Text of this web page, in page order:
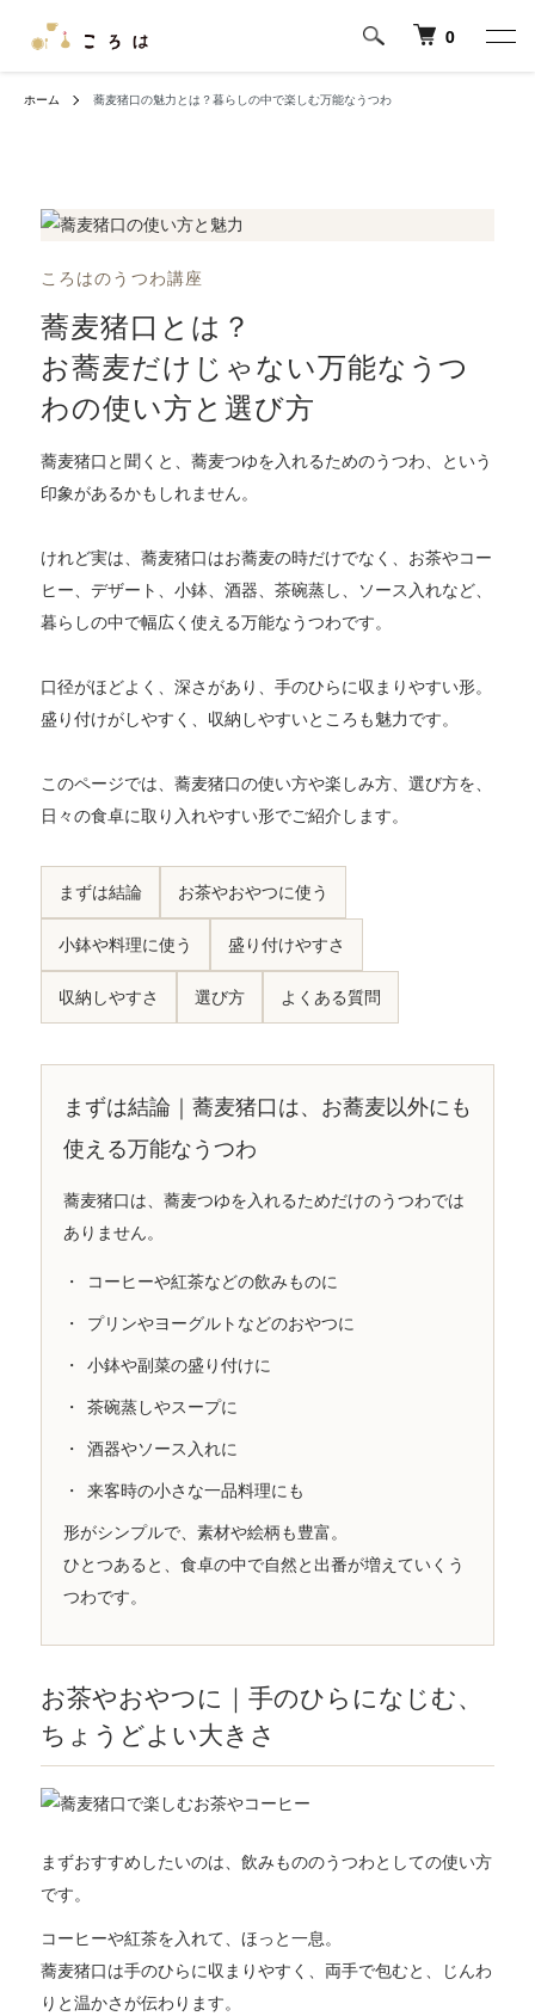
0
ホーム 蕎麦猪口の魅力とは？暮らしの中で楽しむ万能なうつわ
ころはのうつわ講座
蕎麦猪口とは？
お蕎麦だけじゃない万能なうつ
わの使い方と選び方
蕎麦猪口と聞くと、蕎麦つゆを入れるためのうつわ、という
印象があるかもしれません。
けれど実は、蕎麦猪口はお蕎麦の時だけでなく、お茶やコー
ヒー、デザート、小鉢、酒器、茶碗蒸し、ソース入れなど、
暮らしの中で幅広く使える万能なうつわです。
口径がほどよく、深さがあり、手のひらに収まりやすい形。
盛り付けがしやすく、収納しやすいところも魅力です。
このページでは、蕎麦猪口の使い方や楽しみ方、選び方を、
日々の食卓に取り入れやすい形でご紹介します。
まずは結論 お茶やおやつに使う
小鉢や料理に使う 盛り付けやすさ
収納しやすさ 選び方 よくある質問
まずは結論｜蕎麦猪口は、お蕎麦以外にも
使える万能なうつわ
蕎麦猪口は、蕎麦つゆを入れるためだけのうつわでは
ありません。
コーヒーや紅茶などの飲みものに
プリンやヨーグルトなどのおやつに
小鉢や副菜の盛り付けに
茶碗蒸しやスープに
酒器やソース入れに
来客時の小さな一品料理にも
形がシンプルで、素材や絵柄も豊富。
ひとつあると、食卓の中で自然と出番が増えていくう
つわです。
お茶やおやつに｜手のひらになじむ、
ちょうどよい大きさ
まずおすすめしたいのは、飲みもののうつわとしての使い方
です。
コーヒーや紅茶を入れて、ほっと一息。
蕎麦猪口は手のひらに収まりやすく、両手で包むと、じんわ
りと温かさが伝わります。